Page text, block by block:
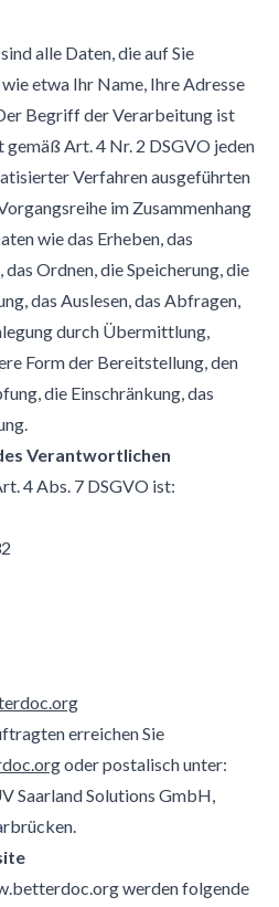
alle Daten, die auf Sie
etwa Ihr Name, Ihre Adresse
Begriff der Verarbeitung ist
Art. 4 Nr. 2 DSGVO jeden
Verfahren ausgeführten
im Zusammenhang
wie das Erheben, das
Ordnen, die Speicherung, die
das Auslesen, das Abfragen,
durch Übermittlung,
Form der Bereitstellung, den
die Einschränkung, das
Verantwortlichen
4 Abs. 7 DSGVO ist:
erreichen Sie
oder postalisch unter:
Saarland Solutions GmbH,
werden folgende